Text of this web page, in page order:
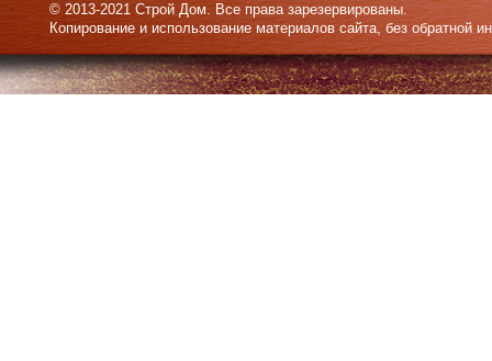
© 2013-2021 Строй Дом. Все права зарезервированы.
Копирование и использование материалов сайта, без обратной